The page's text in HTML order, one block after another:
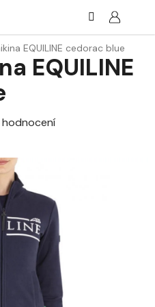
EQUILINE cedorac blue
EQUILINE